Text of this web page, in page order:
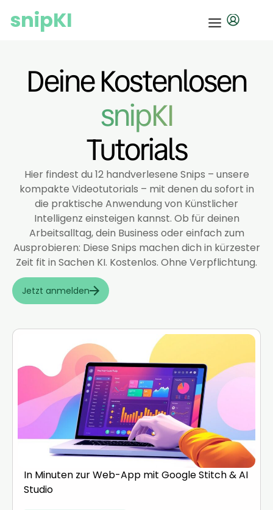
snipKI
Deine Kostenlosen
snipKI
Tutorials
Hier findest du 12 handverlesene Snips – unsere
kompakte Videotutorials – mit denen du sofort in
die praktische Anwendung von Künstlicher
Intelligenz einsteigen kannst. Ob für deinen
Arbeitsalltag, dein Business oder einfach zum
Ausprobieren: Diese Snips machen dich in kürzester
Zeit fit in Sachen KI. Kostenlos. Ohne Verpflichtung.
Jetzt anmelden
In Minuten zur Web-App mit Google Stitch & AI
Studio